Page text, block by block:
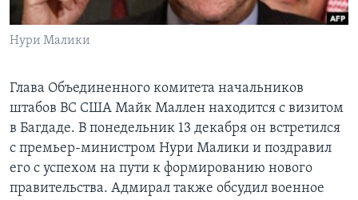
Learning English
Языки
Нури Малики
Глава Объединенного комитета начальников
штабов ВС США Майк Маллен находится с визитом
в Багдаде. В понедельник 13 декабря он встретился
с премьер-министром Нури Малики и поздравил
его с успехом на пути к формированию нового
правительства. Адмирал также обсудил военное